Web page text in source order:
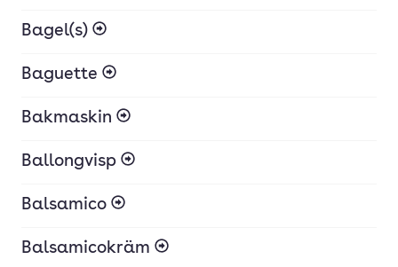
Bagel(s)
Baguette
Bakmaskin
Ballongvisp
Balsamico
Balsamicokräm